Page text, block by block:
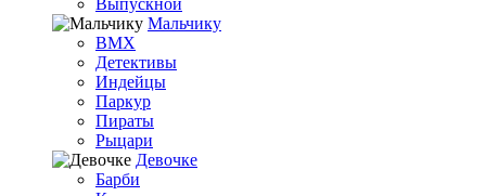
Выпускной
Мальчику
BMX
Детективы
Индейцы
Паркур
Пираты
Рыцари
Девочке
Барби